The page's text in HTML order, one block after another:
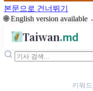
본문으로 건너뛰기
🌐 English version available
Taiwan.md
키워